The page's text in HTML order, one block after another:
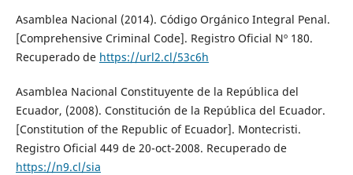
Asamblea Nacional (2014). Código Orgánico Integral Penal.
[Comprehensive Criminal Code]. Registro Oficial Nº 180.
Recuperado de https://url2.cl/53c6h
Asamblea Nacional Constituyente de la República del
Ecuador, (2008). Constitución de la República del Ecuador.
[Constitution of the Republic of Ecuador]. Montecristi.
Registro Oficial 449 de 20-oct-2008. Recuperado de
https://n9.cl/sia